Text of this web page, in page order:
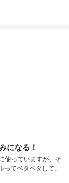
になる！
使っていますが、そ
てベタベタして、